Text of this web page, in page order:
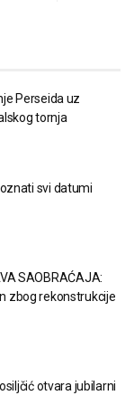
Perseida uz
tornja
svi datumi
SAOBRAĆAJA:
zbog rekonstrukcije
otvara jubilarni